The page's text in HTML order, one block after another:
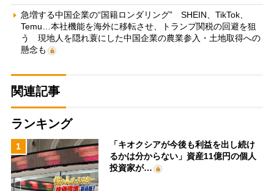
急増する中国企業の“国籍ロンダリング” SHEIN、TikTok、
Temu…本社機能を海外に移転させ、トランプ関税の回避を狙
う 現地人を隠れ蓑にした中国企業の農業参入・土地取得への
懸念も
関連記事
ランキング
1
「キオクシアが今後も利益を出し続け
るかは分からない」資産11億円の個人
投資家が…